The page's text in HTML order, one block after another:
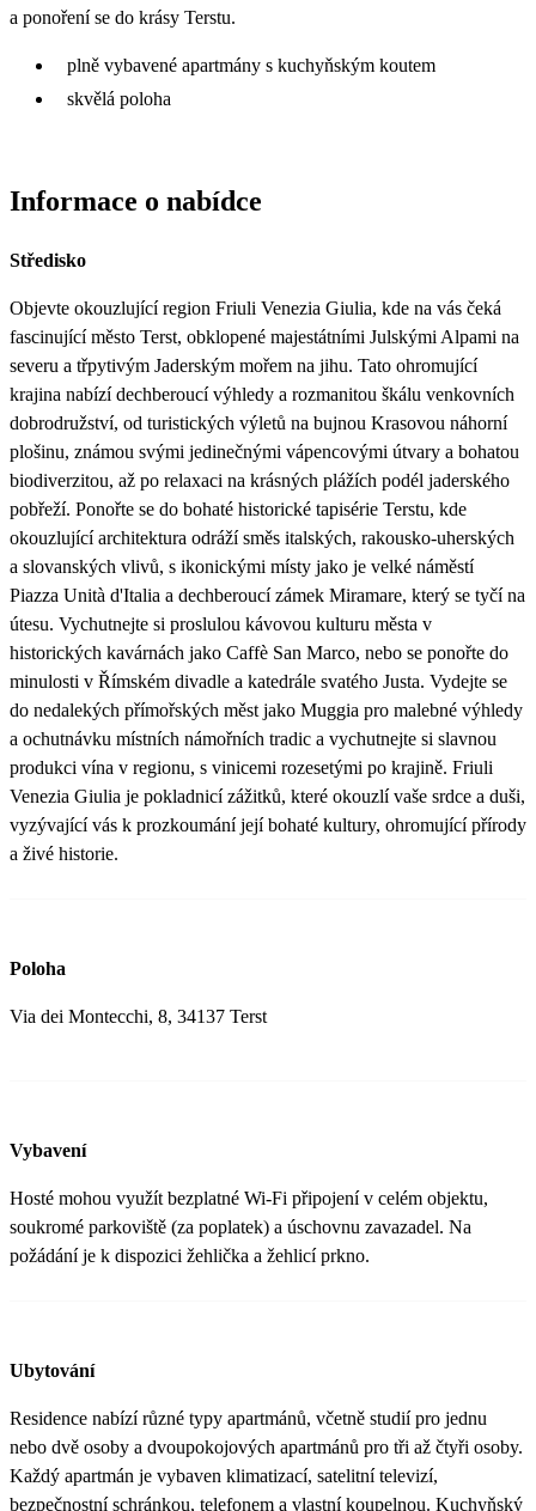
a ponoření se do krásy Terstu.
plně vybavené apartmány s kuchyňským koutem
skvělá poloha
Informace o nabídce
Středisko
Objevte okouzlující region Friuli Venezia Giulia, kde na vás čeká
fascinující město Terst, obklopené majestátními Julskými Alpami na
severu a třpytivým Jaderským mořem na jihu. Tato ohromující
krajina nabízí dechberoucí výhledy a rozmanitou škálu venkovních
dobrodružství, od turistických výletů na bujnou Krasovou náhorní
plošinu, známou svými jedinečnými vápencovými útvary a bohatou
biodiverzitou, až po relaxaci na krásných plážích podél jaderského
pobřeží. Ponořte se do bohaté historické tapisérie Terstu, kde
okouzlující architektura odráží směs italských, rakousko-uherských
a slovanských vlivů, s ikonickými místy jako je velké náměstí
Piazza Unità d'Italia a dechberoucí zámek Miramare, který se tyčí na
útesu. Vychutnejte si proslulou kávovou kulturu města v
historických kavárnách jako Caffè San Marco, nebo se ponořte do
minulosti v Římském divadle a katedrále svatého Justa. Vydejte se
do nedalekých přímořských měst jako Muggia pro malebné výhledy
a ochutnávku místních námořních tradic a vychutnejte si slavnou
produkci vína v regionu, s vinicemi rozesetými po krajině. Friuli
Venezia Giulia je pokladnicí zážitků, které okouzlí vaše srdce a duši,
vyzývající vás k prozkoumání její bohaté kultury, ohromující přírody
a živé historie.
Poloha
Via dei Montecchi, 8, 34137 Terst
Vybavení
Hosté mohou využít bezplatné Wi-Fi připojení v celém objektu,
soukromé parkoviště (za poplatek) a úschovnu zavazadel. Na
požádání je k dispozici žehlička a žehlicí prkno.
Ubytování
Residence nabízí různé typy apartmánů, včetně studií pro jednu
nebo dvě osoby a dvoupokojových apartmánů pro tři až čtyři osoby.
Každý apartmán je vybaven klimatizací, satelitní televizí,
bezpečnostní schránkou, telefonem a vlastní koupelnou. Kuchyňský